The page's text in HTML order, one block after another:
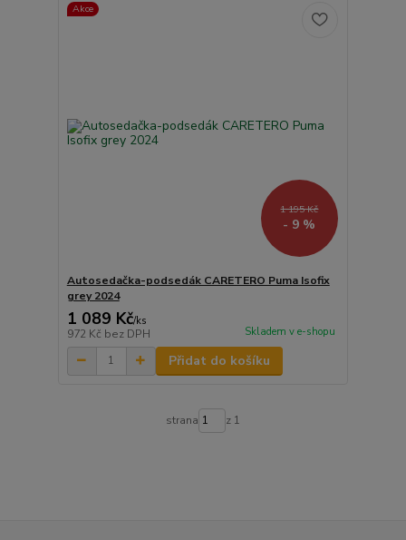
Akce
1 195 Kč
- 9 %
Autosedačka-podsedák CARETERO Puma Isofix
grey 2024
1 089 Kč/ks
972 Kč bez DPH Skladem v e-shopu
Přidat do košíku
strana z 1